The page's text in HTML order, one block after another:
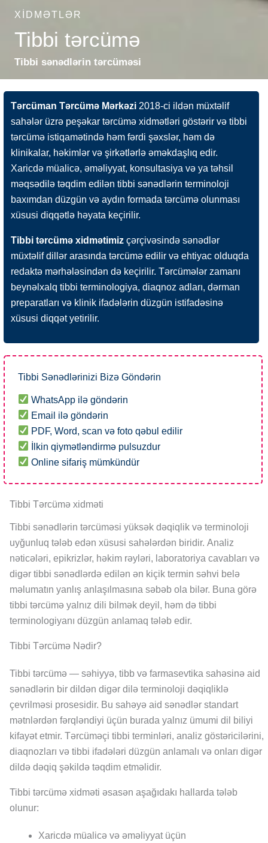
XIDMƏTLƏR
Tibbi tərcümə
Tibbi sənədlərin tərcüməsi
Tərcüman Tərcümə Mərkəzi 2018-ci ildən müxtəlif
sahələr üzrə peşəkar tərcümə xidmətləri göstərir və tibbi
tərcümə istiqamətində həm fərdi şəxslər, həm də
klinikalar, həkimlər və şirkətlərlə əməkdaşlıq edir.
Xaricdə müalicə, əməliyyat, konsultasiya və ya təhsil
məqsədilə təqdim edilən tibbi sənədlərin terminoloji
baxımdan düzgün və aydın formada tərcümə olunması
xüsusi diqqətlə həyata keçirilir.
Tibbi tərcümə xidmətimiz çərçivəsində sənədlər
müxtəlif dillər arasında tərcümə edilir və ehtiyac olduqda
redaktə mərhələsindən də keçirilir. Tərcümələr zamanı
beynəlxalq tibbi terminologiya, diaqnoz adları, dərman
preparatları və klinik ifadələrin düzgün istifadəsinə
xüsusi diqqət yetirilir.
Tibbi Sənədlərinizi Bizə Göndərin
WhatsApp ilə göndərin
Email ilə göndərin
PDF, Word, scan və foto qəbul edilir
İlkin qiymətləndirmə pulsuzdur
Online sifariş mümkündür
Tibbi Tərcümə xidməti
Tibbi sənədlərin tərcüməsi yüksək dəqiqlik və terminoloji
uyğunluq tələb edən xüsusi sahələrdən biridir. Analiz
nəticələri, epikrizlər, həkim rəyləri, laboratoriya cavabları və
digər tibbi sənədlərdə edilən ən kiçik termin səhvi belə
məlumatın yanlış anlaşılmasına səbəb ola bilər. Buna görə
tibbi tərcümə yalnız dili bilmək deyil, həm də tibbi
terminologiyanı düzgün anlamaq tələb edir.
Tibbi Tərcümə Nədir?
Tibbi tərcümə — səhiyyə, tibb və farmasevtika sahəsinə aid
sənədlərin bir dildən digər dilə terminoloji dəqiqliklə
çevrilməsi prosesidir. Bu sahəyə aid sənədlər standart
mətnlərdən fərqləndiyi üçün burada yalnız ümumi dil biliyi
kifayət etmir. Tərcüməçi tibbi terminləri, analiz göstəricilərini,
diaqnozları və tibbi ifadələri düzgün anlamalı və onları digər
dildə dəqiq şəkildə təqdim etməlidir.
Tibbi tərcümə xidməti əsasən aşağıdakı hallarda tələb
olunur:
Xaricdə müalicə və əməliyyat üçün